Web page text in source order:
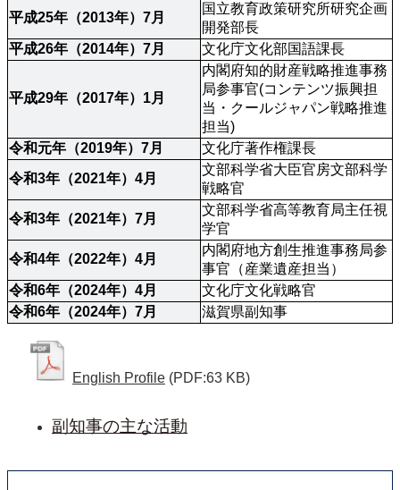
平成25年（2013年）7月
国立教育政策研究所研究企画
開発部長
平成26年（2014年）7月
文化庁文化部国語課長
平成29年（2017年）1月
内閣府知的財産戦略推進事務
局参事官(コンテンツ振興担
当・クールジャパン戦略推進
担当)
令和元年（2019年）7月
文化庁著作権課長
令和3年（2021年）4月
文部科学省大臣官房文部科学
戦略官
令和3年（2021年）7月
文部科学省高等教育局主任視
学官
令和4年（2022年）4月
内閣府地方創生推進事務局参
事官（産業遺産担当）
令和6年（2024年）4月
文化庁文化戦略官
令和6年（2024年）7月
滋賀県副知事
English Profile (PDF:63 KB)
副知事の主な活動